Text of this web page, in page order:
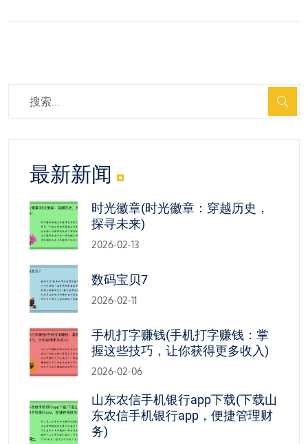
最新新闻
时光徽章(时光徽章：穿越历史，
探寻未来)
2026-02-13
数码宝贝7
2026-02-11
手机打字赚钱(手机打字赚钱：掌
握这些技巧，让你获得更多收入)
2026-02-06
山东农信手机银行app下载(下载山
东农信手机银行app，便捷管理财
务)